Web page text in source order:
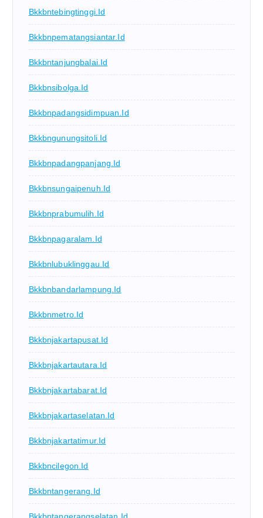
Bkkbntebingtinggi.id
Bkkbnpematangsiantar.id
Bkkbntanjungbalai.id
Bkkbnsibolga.id
Bkkbnpadangsidimpuan.id
Bkkbngunungsitoli.id
Bkkbnpadangpanjang.id
Bkkbnsungaipenuh.id
Bkkbnprabumulih.id
Bkkbnpagaralam.id
Bkkbnlubuklinggau.id
Bkkbnbandarlampung.id
Bkkbnmetro.id
Bkkbnjakartapusat.id
Bkkbnjakartautara.id
Bkkbnjakartabarat.id
Bkkbnjakartaselatan.id
Bkkbnjakartatimur.id
Bkkbncilegon.id
Bkkbntangerang.id
Bkkbntangerangselatan.id